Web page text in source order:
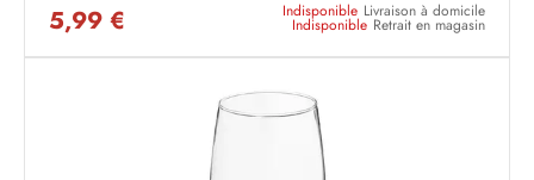
5,99 € Indisponible Livraison à domicile
Indisponible Retrait en magasin